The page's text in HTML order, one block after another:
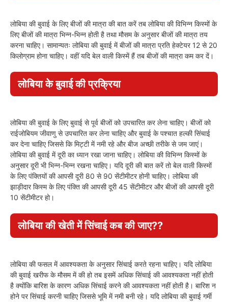
लोबिया की बुवाई के लिए बीजों की मात्रा की बात करें तब लोबिया की विभिन्न किस्मों के
लिए बीजों की मात्रा भिन्न-भिन्न होती है तथा मौसम के अनुसार बीजों की मात्रा तय
करना चाहिए। सामान्यतः लोबिया की बुवाई में बीजों की मात्रा प्रति हेक्टेयर 12 से 20
किलोग्राम होना चाहिए। वहीं यदि बेल वाली किस्में हैं तब बीजों की मात्रा कम कर दें।
लोबिया के बुवाई की प्रक्रिया
लोबिया की बुवाई के लिए बुवाई से पूर्व बीजों को उपचारित कर लेना चाहिए। बीजों को
राईजोबियम जीवाणु से उपचारित कर लेना चाहिए और बुवाई के पश्चात हल्की सिंचाई
कर देना चाहिए जिससे कि मिट्टी में नमी रहे और बीज अच्छी तरीके से जम जाएं।
लोबिया की बुवाई में दूरी का ध्यान रखा जाना चाहिए। लोबिया की विभिन्न किस्मों के
अनुसार दूरी भी भिन्न-भिन्न रखना चाहिए। यदि दूरी की बात करें तो बेल वाली किस्मों
के लिए पंक्तियों की आपसी दूरी 80 से 90 सेंटीमीटर होनी चाहिए। लोबिया की
झाड़ीदार किस्म के लिए पंक्ति की आपसी दूरी 45 सेंटीमीटर और बीजों की आपसी दूरी
10 सेंटीमीटर हो।
लोबिया की खेती में सिंचाई कब की जाए??
लोबिया की फसल में आवश्यकता के अनुसार सिंचाई करते रहना चाहिए। यदि लोबिया
की बुवाई खरीफ के मौसम में की हो तब इसमें अधिक सिंचाई की आवश्यकता नहीं होती
है क्योंकि बारिश के कारण अधिक सिंचाई करने की आवश्यकता नहीं होती है। बारिश न
होने पर सिंचाई करनी चाहिए जिससे भूमि में नमी बनी रहे। यदि लोबिया की बुवाई गर्मी